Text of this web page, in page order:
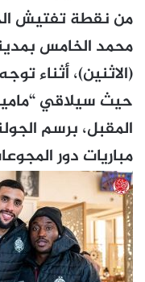
من نقطة تفتيش
محمد الخامس
(الاثنين)، أثناء
حيث سيلاقي
المقبل، برسم
مباريات دور